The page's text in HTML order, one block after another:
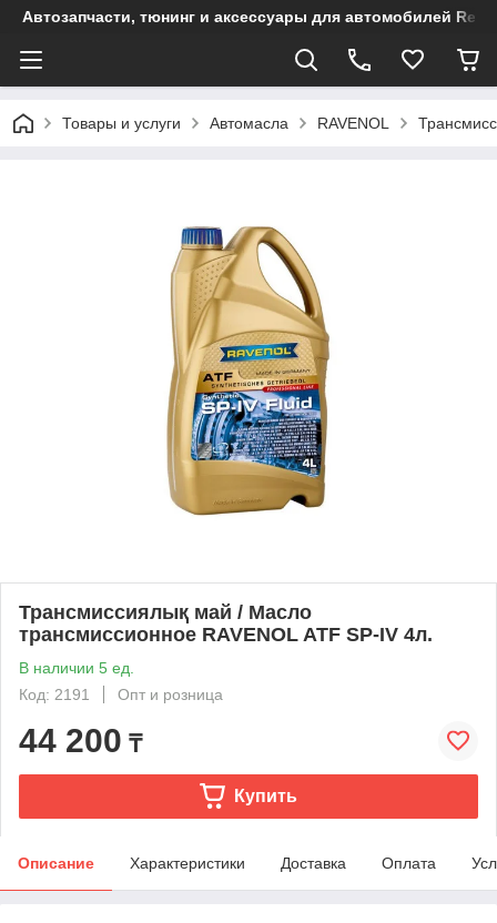
Автозапчасти, тюнинг и аксессуары для автомобилей
Товары и услуги Автомасла RAVENOL
Трансмиссиялық май / Масло
трансмиссионное RAVENOL ATF SP-IV 4л.
В наличии 5 ед.
Код: 2191
Опт и розница
44 200 ₸
Купить
Описание Характеристики Доставка Оплата